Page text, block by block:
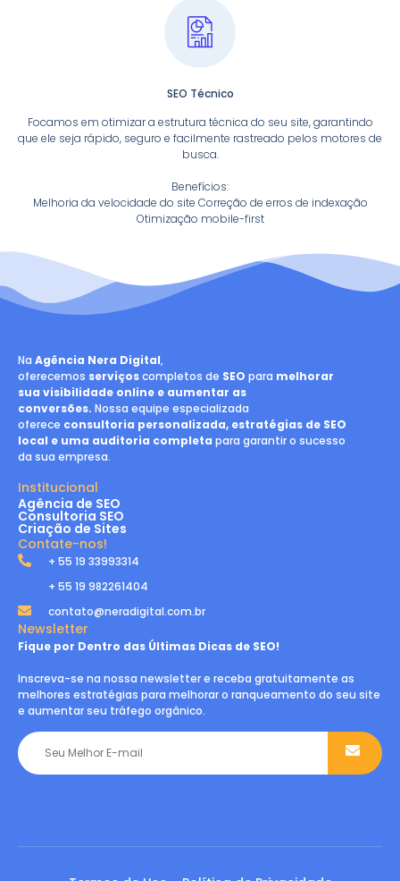
SEO Técnico
Focamos em otimizar a estrutura técnica do seu site, garantindo
que ele seja rápido, seguro e facilmente rastreado pelos motores de
busca.
Benefícios:
Melhoria da velocidade do site Correção de erros de indexação
Otimização mobile-first
Na Agência Nera Digital,
oferecemos serviçoscompletos de SEO para melhorar
sua visibilidade online e aumentar as
conversões. Nossa equipe especializada
oferece consultoria personalizada, estratégias de SEO
local e uma auditoria completa para garantir o sucesso
da sua empresa.
Institucional
Agência de SEO
Consultoria SEO
Criação de Sites
Contate-nos!
+ 55 19 33993314
+ 55 19 982261404
contato@neradigital.com.br
Newsletter
Fique por Dentro das Últimas Dicas de SEO!
Inscreva-se na nossa newsletter e receba gratuitamente as
melhores estratégias para melhorar o ranqueamento do seu site
e aumentar seu tráfego orgânico.